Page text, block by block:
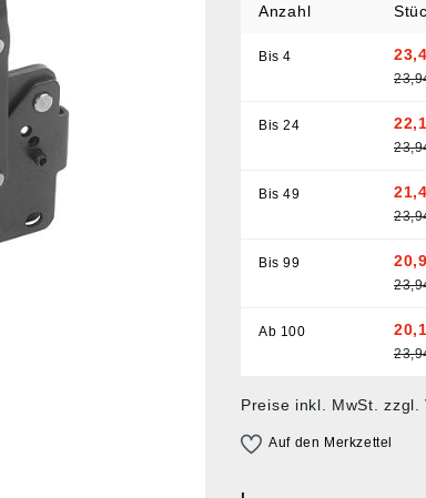
Anzahl
Bis4
Bis24
Bis49
Bis99
Ab 100
Preise inkl. MwSt. zzgl.
Auf den Merkzettel